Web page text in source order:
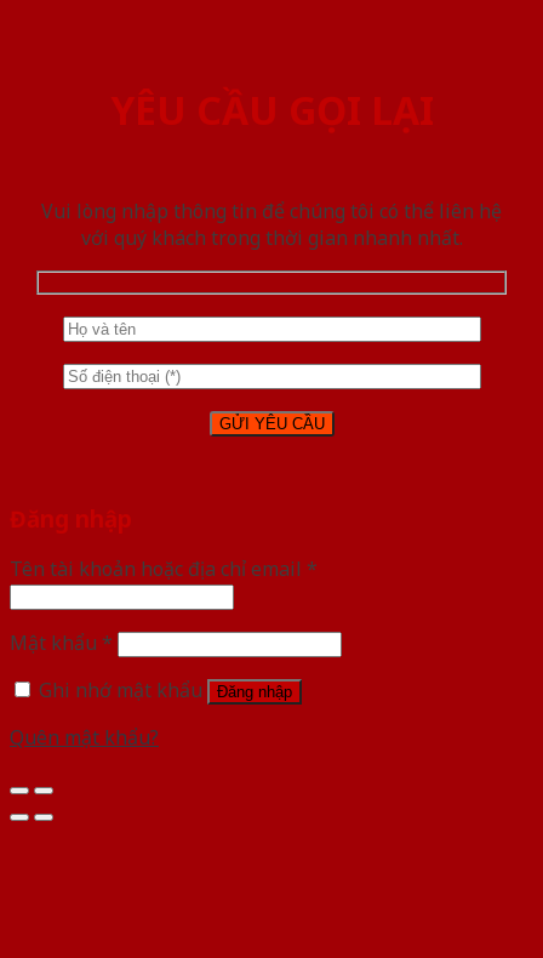
YÊU CẦU GỌI LẠI
Vui lòng nhập thông tin để chúng tôi có thể liên hệ
với quý khách trong thời gian nhanh nhất.
Đăng nhập
Tên tài khoản hoặc địa chỉ email *
Mật khẩu *
Ghi nhớ mật khẩu
Đăng nhập
Quên mật khẩu?